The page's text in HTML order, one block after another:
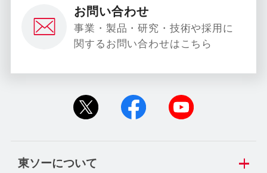
お問い合わせ
事業・製品・研究・技術や採用に
関するお問い合わせはこちら
東ソーについて